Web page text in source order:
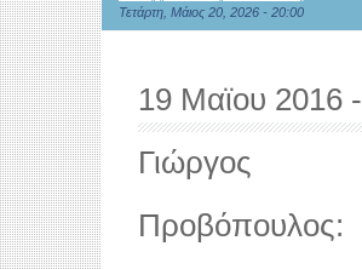
Τετάρτη, Μάιος 20, 2026 - 20:00
19 Μαϊου 2016 -
Γιώργος
Προβόπουλος: